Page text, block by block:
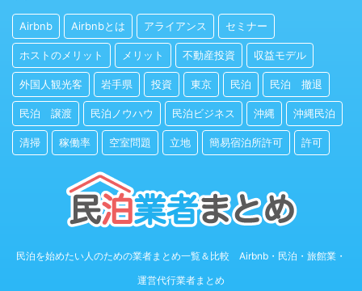
Airbnb Airbnbとは アライアンス セミナー
ホストのメリット メリット 不動産投資 収益モデル
外国人観光客 岩手県 投資 東京 民泊 民泊 撤退
民泊 譲渡 民泊ノウハウ 民泊ビジネス 沖縄 沖縄民泊
清掃 稼働率 空室問題 立地 簡易宿泊所許可 許可
民泊を始めたい人のための業者まとめ一覧＆比較 Airbnb・民泊・旅館業・
運営代行業者まとめ